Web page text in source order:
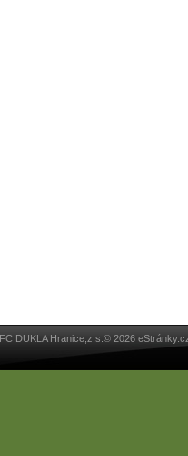
FC DUKLA Hranice,z.s.© 2026